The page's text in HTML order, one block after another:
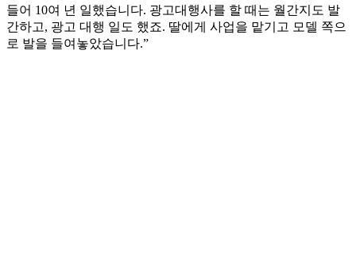
들어 10여 년 일했습니다. 광고대행사를 할 때는 월간지도 발
간하고, 광고 대행 일도 했죠. 딸에게 사업을 맡기고 모델 쪽으
로 발을 들여놓았습니다.”